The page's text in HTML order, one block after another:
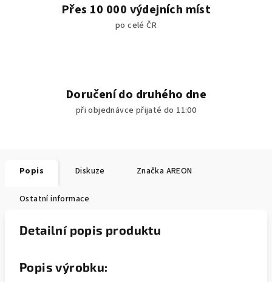
Přes 10 000 výdejních míst
po celé ČR
Doručení do druhého dne
při objednávce přijaté do 11:00
Popis Diskuze Značka AREON
Ostatní informace
Detailní popis produktu
Popis výrobku: